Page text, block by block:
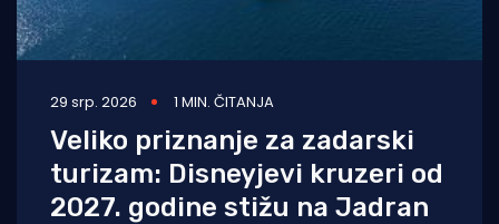
29 srp. 2026 1 MIN. ČITANJA
Veliko priznanje za zadarski
turizam: Disneyjevi kruzeri od
2027. godine stižu na Jadran